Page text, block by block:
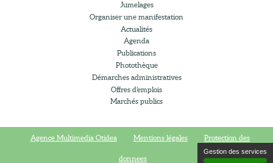
Jumelages
Organiser une manifestation
Actualités
Agenda
Publications
Photothèque
Démarches administratives
Offres d’emplois
Marchés publics
Agence Multimedia Otidea Mentions légales Protection des
donnees
Gestion des services